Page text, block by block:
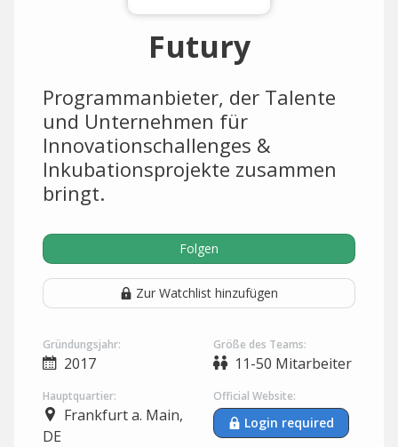
Futury
Programmanbieter, der Talente
und Unternehmen für
Innovationschallenges &
Inkubationsprojekte zusammen
bringt.
Folgen
Zur Watchlist hinzufügen
Gründungsjahr:
2017
Größe des Teams:
11-50 Mitarbeiter
Hauptquartier:
Frankfurt a. Main,
DE
Official Website:
Login required